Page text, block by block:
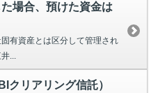
場合、預けた資金は
有資産とは区分して管理され
...
クリアリング信託）